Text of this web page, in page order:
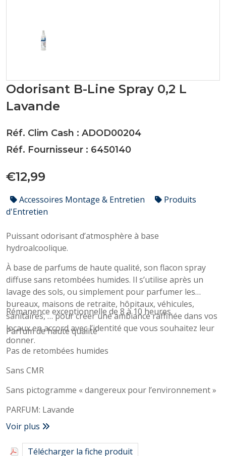
Odorisant B-Line Spray 0,2 L
Lavande
Réf. Clim Cash : ADOD00204
Réf. Fournisseur : 6450140
€12,99
Accessoires Montage & Entretien
Produits
d'Entretien
Puissant odorisant d’atmosphère à base
hydroalcoolique.
À base de parfums de haute qualité, son flacon spray
diffuse sans retombées humides. Il s’utilise après un
lavage des sols, ou simplement pour parfumer les
bureaux, maisons de retraite, hôpitaux, véhicules,
sanitaires, … pour créer une ambiance raffinée dans vos
locaux en accord avec l’identité que vous souhaitez leur
donner.
Rémanence exceptionnelle de 8 à 10 heures.
Parfum de haute qualité
Pas de retombées humides
Sans CMR
Sans pictogramme « dangereux pour l’environnement »
PARFUM: Lavande
Voir plus
Télécharger la fiche produit